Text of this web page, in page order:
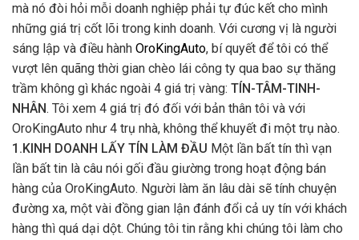
mà nó đòi hỏi mỗi doanh nghiệp phải tự đúc kết cho mình
những giá trị cốt lõi trong kinh doanh. Với cương vị là người
sáng lập và điều hành OroKingAuto, bí quyết để tôi có thể
vượt lên quãng thời gian chèo lái công ty qua bao sự thăng
trầm không gì khác ngoài 4 giá trị vàng: TÍN-TÂM-TINH-
NHÂN. Tôi xem 4 giá trị đó đối với bản thân tôi và với
OroKingAuto như 4 trụ nhà, không thể khuyết đi một trụ nào.
1.KINH DOANH LẤY TÍN LÀM ĐẦU Một lần bất tín thì vạn
lần bất tin là câu nói gối đầu giường trong hoạt động bán
hàng của OroKingAuto. Người làm ăn lâu dài sẽ tính chuyện
đường xa, một vài đồng gian lận đánh đổi cả uy tín với khách
hàng thì quá dại dột. Chúng tôi tin rằng khi chúng tôi làm cho